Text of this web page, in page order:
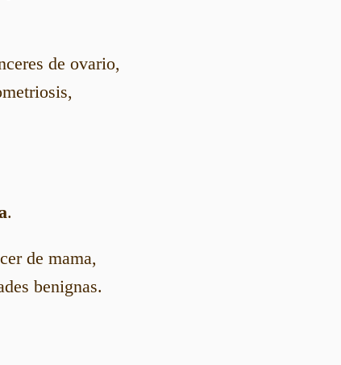
de ovario,
.
de mama,
benignas.